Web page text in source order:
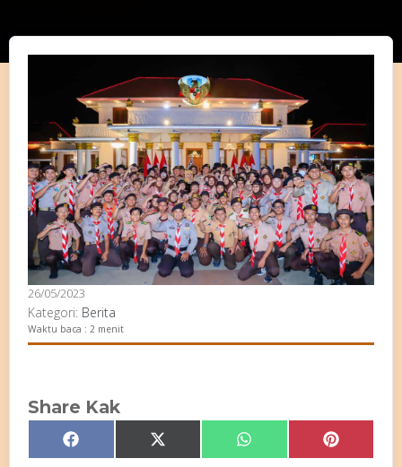
26/05/2023
Kategori: Berita
Waktu baca : 2 menit
Share Kak
Share
on
Facebook Share
on
X
(Twitter)
Share
on
WhatsApp Share
on
Pinterest